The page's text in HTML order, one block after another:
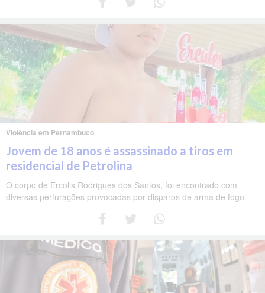
Violência em Pernambuco
Jovem de 18 anos é assassinado a tiros em
residencial de Petrolina
O corpo de Ercolis Rodrigues dos Santos, foi encontrado com
diversas perfurações provocadas por disparos de arma de fogo.